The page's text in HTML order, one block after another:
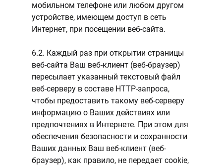
мобильном телефоне или любом другом
устройстве, имеющем доступ в сеть
Интернет, при посещении веб-сайта.
6.2. Каждый раз при открытии страницы
веб-сайта Ваш веб-клиент (веб-браузер)
пересылает указанный текстовый файл
веб-серверу в составе HTTP-запроса,
чтобы предоставить такому веб-серверу
информацию о Ваших действиях или
предпочтениях в Интернете. При этом для
обеспечения безопасности и сохранности
Ваших данных Ваш веб-клиент (веб-
браузер), как правило, не передает cookie,